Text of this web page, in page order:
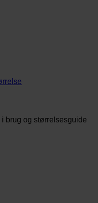
brug og størrelsesguide